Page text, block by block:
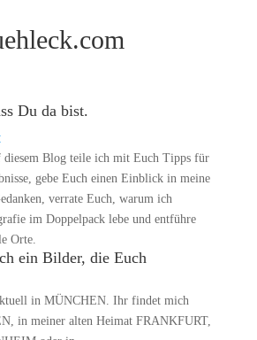
Du da bist.
Blog teile ich mit Euch Tipps für
gebe Euch einen Einblick in meine
verrate Euch, warum ich
im Doppelpack lebe und entführe
Orte.
ein Bilder, die Euch
in MÜNCHEN. Ihr findet mich
in meiner alten Heimat FRANKFURT,